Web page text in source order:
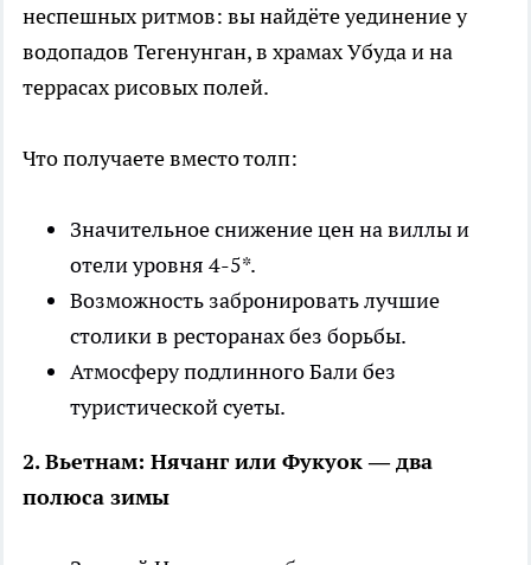
неспешных ритмов: вы найдёте уединение у
водопадов Тегенунган, в храмах Убуда и на
террасах рисовых полей.
Что получаете вместо толп:
Значительное снижение цен на виллы и
отели уровня 4-5*.
Возможность забронировать лучшие
столики в ресторанах без борьбы.
Атмосферу подлинного Бали без
туристической суеты.
2. Вьетнам: Нячанг или Фукуок — два
полюса зимы